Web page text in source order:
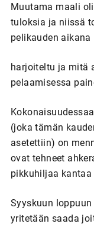
Muutama maali
tuloksia ja niissä
pelikauden aikana
harjoiteltu ja mitä
pelaamisessa
(joka tämän
asetettiin) on
ovat tehneet
pikkuhiljaa kantaa
Syyskuun
yritetään saada